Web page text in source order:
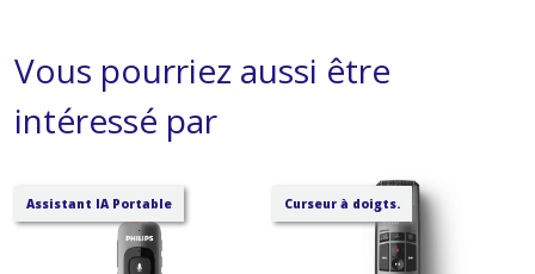
Vous pourriez aussi être
intéressé par
Assistant IA Portable Curseur à doigts.